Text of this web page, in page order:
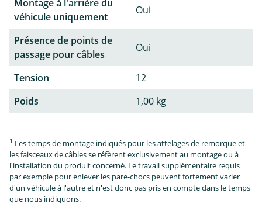
Montage à l'arrière du
véhicule uniquement
Oui
Présence de points de
passage pour câbles
Oui
Tension
12
Poids
1,00 kg
1 Les temps de montage indiqués pour les attelages de remorque et
les faisceaux de câbles se réfèrent exclusivement au montage ou à
l'installation du produit concerné. Le travail supplémentaire requis
par exemple pour enlever les pare-chocs peuvent fortement varier
d'un véhicule à l'autre et n'est donc pas pris en compte dans le temps
que nous indiquons.